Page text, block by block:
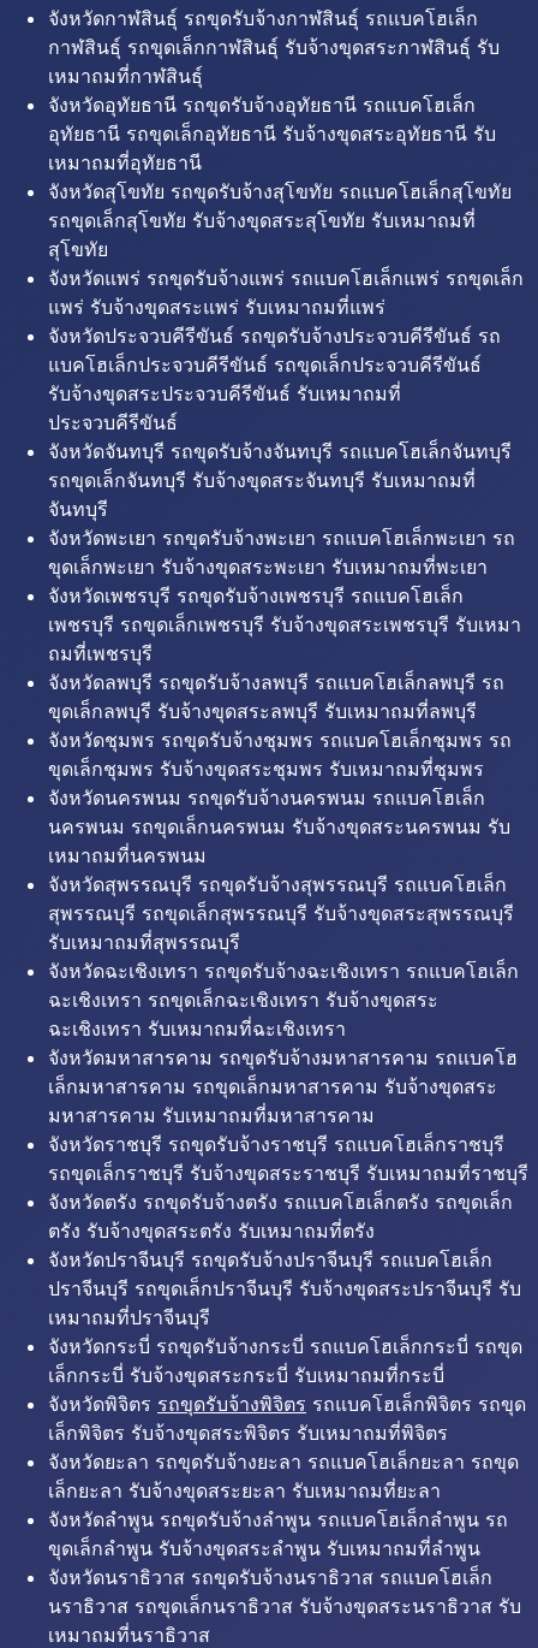
จังหวัดกาฬสินธุ์ รถขุดรับจ้างกาฬสินธุ์ รถแบคโฮเล็ก
กาฬสินธุ์ รถขุดเล็กกาฬสินธุ์ รับจ้างขุดสระกาฬสินธุ์ รับ
เหมาถมที่กาฬสินธุ์
จังหวัดอุทัยธานี รถขุดรับจ้างอุทัยธานี รถแบคโฮเล็ก
อุทัยธานี รถขุดเล็กอุทัยธานี รับจ้างขุดสระอุทัยธานี รับ
เหมาถมที่อุทัยธานี
จังหวัดสุโขทัย รถขุดรับจ้างสุโขทัย รถแบคโฮเล็กสุโขทัย
รถขุดเล็กสุโขทัย รับจ้างขุดสระสุโขทัย รับเหมาถมที่
สุโขทัย
จังหวัดแพร่ รถขุดรับจ้างแพร่ รถแบคโฮเล็กแพร่ รถขุดเล็ก
แพร่ รับจ้างขุดสระแพร่ รับเหมาถมที่แพร่
จังหวัดประจวบคีรีขันธ์ รถขุดรับจ้างประจวบคีรีขันธ์ รถ
แบคโฮเล็กประจวบคีรีขันธ์ รถขุดเล็กประจวบคีรีขันธ์
รับจ้างขุดสระประจวบคีรีขันธ์ รับเหมาถมที่
ประจวบคีรีขันธ์
จังหวัดจันทบุรี รถขุดรับจ้างจันทบุรี รถแบคโฮเล็กจันทบุรี
รถขุดเล็กจันทบุรี รับจ้างขุดสระจันทบุรี รับเหมาถมที่
จันทบุรี
จังหวัดพะเยา รถขุดรับจ้างพะเยา รถแบคโฮเล็กพะเยา รถ
ขุดเล็กพะเยา รับจ้างขุดสระพะเยา รับเหมาถมที่พะเยา
จังหวัดเพชรบุรี รถขุดรับจ้างเพชรบุรี รถแบคโฮเล็ก
เพชรบุรี รถขุดเล็กเพชรบุรี รับจ้างขุดสระเพชรบุรี รับเหมา
ถมที่เพชรบุรี
จังหวัดลพบุรี รถขุดรับจ้างลพบุรี รถแบคโฮเล็กลพบุรี รถ
ขุดเล็กลพบุรี รับจ้างขุดสระลพบุรี รับเหมาถมที่ลพบุรี
จังหวัดชุมพร รถขุดรับจ้างชุมพร รถแบคโฮเล็กชุมพร รถ
ขุดเล็กชุมพร รับจ้างขุดสระชุมพร รับเหมาถมที่ชุมพร
จังหวัดนครพนม รถขุดรับจ้างนครพนม รถแบคโฮเล็ก
นครพนม รถขุดเล็กนครพนม รับจ้างขุดสระนครพนม รับ
เหมาถมที่นครพนม
จังหวัดสุพรรณบุรี รถขุดรับจ้างสุพรรณบุรี รถแบคโฮเล็ก
สุพรรณบุรี รถขุดเล็กสุพรรณบุรี รับจ้างขุดสระสุพรรณบุรี
รับเหมาถมที่สุพรรณบุรี
จังหวัดฉะเชิงเทรา รถขุดรับจ้างฉะเชิงเทรา รถแบคโฮเล็ก
ฉะเชิงเทรา รถขุดเล็กฉะเชิงเทรา รับจ้างขุดสระ
ฉะเชิงเทรา รับเหมาถมที่ฉะเชิงเทรา
จังหวัดมหาสารคาม รถขุดรับจ้างมหาสารคาม รถแบคโฮ
เล็กมหาสารคาม รถขุดเล็กมหาสารคาม รับจ้างขุดสระ
มหาสารคาม รับเหมาถมที่มหาสารคาม
จังหวัดราชบุรี รถขุดรับจ้างราชบุรี รถแบคโฮเล็กราชบุรี
รถขุดเล็กราชบุรี รับจ้างขุดสระราชบุรี รับเหมาถมที่ราชบุรี
จังหวัดตรัง รถขุดรับจ้างตรัง รถแบคโฮเล็กตรัง รถขุดเล็ก
ตรัง รับจ้างขุดสระตรัง รับเหมาถมที่ตรัง
จังหวัดปราจีนบุรี รถขุดรับจ้างปราจีนบุรี รถแบคโฮเล็ก
ปราจีนบุรี รถขุดเล็กปราจีนบุรี รับจ้างขุดสระปราจีนบุรี รับ
เหมาถมที่ปราจีนบุรี
จังหวัดกระบี่ รถขุดรับจ้างกระบี่ รถแบคโฮเล็กกระบี่ รถขุด
เล็กกระบี่ รับจ้างขุดสระกระบี่ รับเหมาถมที่กระบี่
จังหวัดพิจิตร รถขุดรับจ้างพิจิตร รถแบคโฮเล็กพิจิตร รถขุด
เล็กพิจิตร รับจ้างขุดสระพิจิตร รับเหมาถมที่พิจิตร
จังหวัดยะลา รถขุดรับจ้างยะลา รถแบคโฮเล็กยะลา รถขุด
เล็กยะลา รับจ้างขุดสระยะลา รับเหมาถมที่ยะลา
จังหวัดลำพูน รถขุดรับจ้างลำพูน รถแบคโฮเล็กลำพูน รถ
ขุดเล็กลำพูน รับจ้างขุดสระลำพูน รับเหมาถมที่ลำพูน
จังหวัดนราธิวาส รถขุดรับจ้างนราธิวาส รถแบคโฮเล็ก
นราธิวาส รถขุดเล็กนราธิวาส รับจ้างขุดสระนราธิวาส รับ
เหมาถมที่นราธิวาส